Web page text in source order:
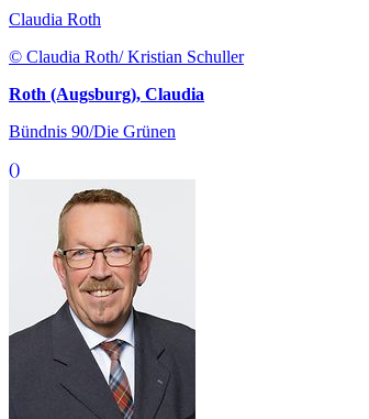
Claudia Roth
© Claudia Roth/ Kristian Schuller
Roth (Augsburg), Claudia
Bündnis 90/Die Grünen
()